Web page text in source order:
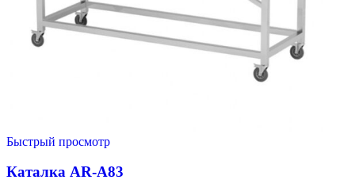
Быстрый просмотр
Каталка AR-A83